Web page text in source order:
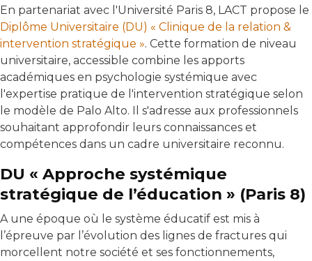
En partenariat avec l'Université Paris 8, LACT propose le
Diplôme Universitaire (DU) « Clinique de la relation &
intervention stratégique ». Cette formation de niveau
universitaire, accessible combine les apports
académiques en psychologie systémique avec
l'expertise pratique de l'intervention stratégique selon
le modèle de Palo Alto. Il s'adresse aux professionnels
souhaitant approfondir leurs connaissances et
compétences dans un cadre universitaire reconnu.
DU « Approche systémique
stratégique de l’éducation » (Paris 8)
A une époque où le système éducatif est mis à
l’épreuve par l’évolution des lignes de fractures qui
morcellent notre société et ses fonctionnements,